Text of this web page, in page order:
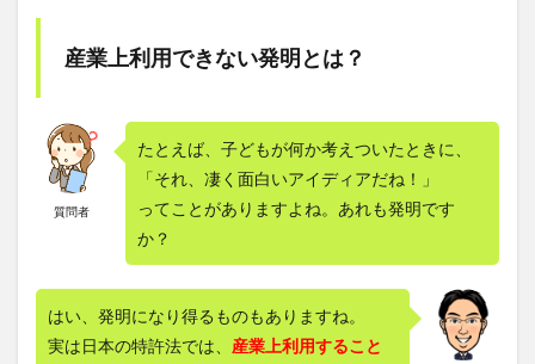
産業上利用できない発明とは？
質問者
たとえば、子どもが何か考えついたときに、
「それ、凄く面白いアイディアだね！」
ってことがありますよね。あれも発明です
か？
はい、発明になり得るものもありますね。
実は日本の特許法では、 産業上利用すること